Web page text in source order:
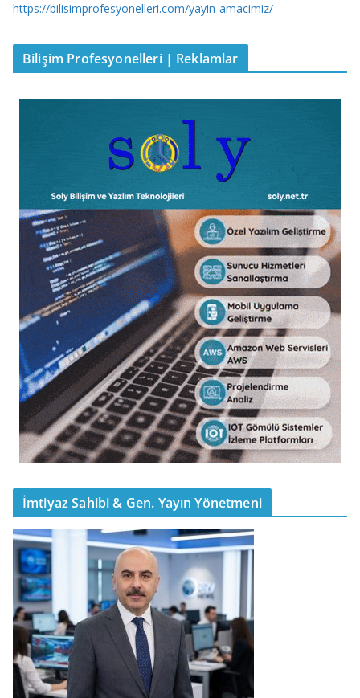
https://bilisimprofesyonelleri.com/yayin-amacimiz/
Bilişim Profesyonelleri | Reklamlar
İmtiyaz Sahibi & Gen. Yayın Yönetmeni